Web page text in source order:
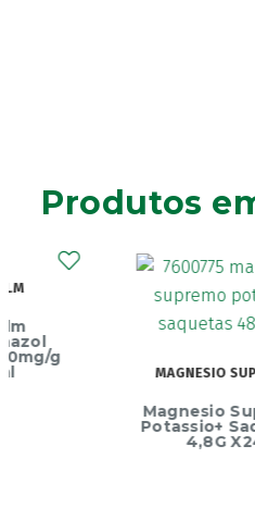
Produtos
MAGNESIO SUPREMO
Magnesio Supremo
Potassio+ Saquetas